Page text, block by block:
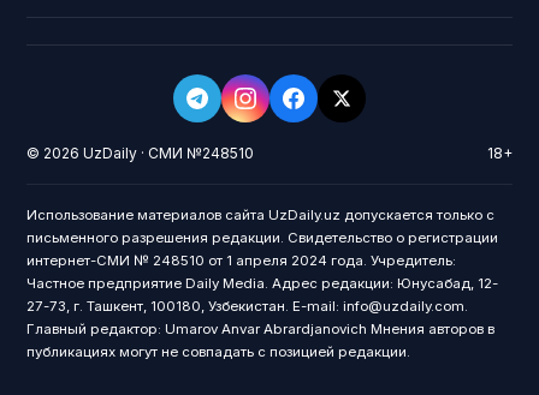
© 2026 UzDaily · СМИ №248510 18+
Использование материалов сайта UzDaily.uz допускается только с
письменного разрешения редакции. Свидетельство о регистрации
интернет-СМИ № 248510 от 1 апреля 2024 года. Учредитель:
Частное предприятие Daily Media. Адрес редакции: Юнусабад, 12-
27-73, г. Ташкент, 100180, Узбекистан. E-mail: info@uzdaily.com.
Главный редактор: Umarov Anvar Abrardjanovich Мнения авторов в
публикациях могут не совпадать с позицией редакции.